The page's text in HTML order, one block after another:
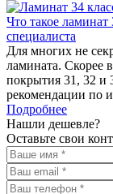
Что такое
специалиста
Для многих не
ламината. Скорее
покрытия 31, 32 и
рекомендации по
Подробнее
Нашли дешевле?
Оставьте свои